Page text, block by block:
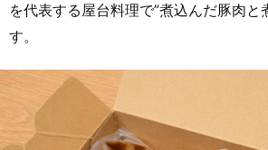
を代表する屋台料理で”煮込んだ豚肉と
す。